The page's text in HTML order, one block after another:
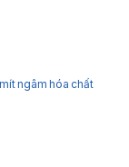
ngâm hóa chất